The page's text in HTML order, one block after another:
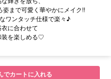
まで可愛く華やかにメイク!!
ワンタッチ仕様で楽々♪
に合わせて
装を楽しめる♡
でカートに入れる